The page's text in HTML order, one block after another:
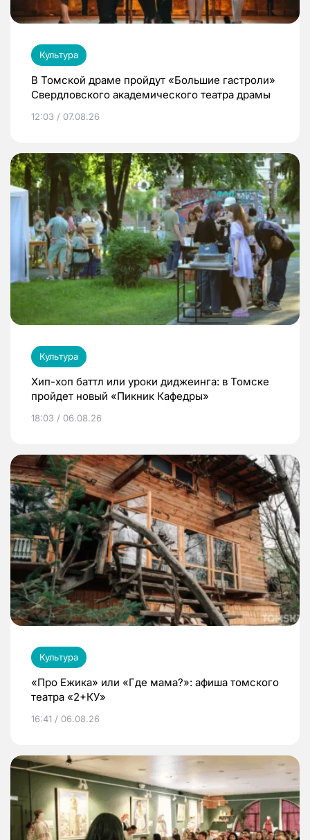
Культура
В Томской драме пройдут «Большие гастроли»
Свердловского академического театра драмы
12:03 / 07.08.26
Культура
Хип-хоп баттл или уроки диджеинга: в Томске
пройдет новый «Пикник Кафедры»
18:03 / 06.08.26
Культура
«Про Ежика» или «Где мама?»: афиша томского
театра «2+КУ»
16:41 / 06.08.26